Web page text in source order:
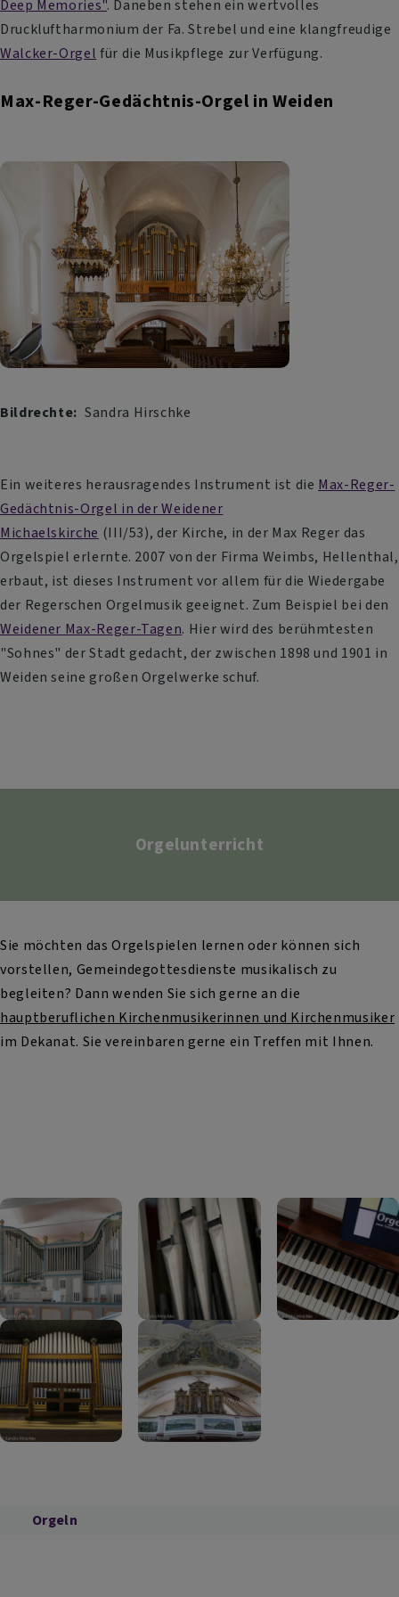
Deep Memories". Daneben stehen ein wertvolles
Druckluftharmonium der Fa. Strebel und eine klangfreudige
Walcker-Orgel für die Musikpflege zur Verfügung.
Max-Reger-Gedächtnis-Orgel in Weiden
Bildrechte Sandra Hirschke
Ein weiteres herausragendes Instrument ist die Max-Reger-
Gedächtnis-Orgel in der Weidener
Michaelskirche (III/53), der Kirche, in der Max Reger das
Orgelspiel erlernte. 2007 von der Firma Weimbs, Hellenthal,
erbaut, ist dieses Instrument vor allem für die Wiedergabe
der Regerschen Orgelmusik geeignet. Zum Beispiel bei den
Weidener Max-Reger-Tagen. Hier wird des berühmtesten
"Sohnes" der Stadt gedacht, der zwischen 1898 und 1901 in
Weiden seine großen Orgelwerke schuf.
Orgelunterricht
Sie möchten das Orgelspielen lernen oder können sich
vorstellen, Gemeindegottesdienste musikalisch zu
begleiten? Dann wenden Sie sich gerne an die
hauptberuflichen Kirchenmusikerinnen und Kirchenmusiker
im Dekanat. Sie vereinbaren gerne ein Treffen mit Ihnen.
Orgeln